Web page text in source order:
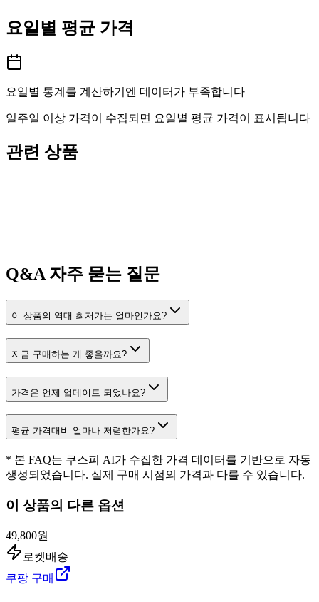
요일별 평균 가격
요일별 통계를 계산하기엔 데이터가 부족합니다
일주일 이상 가격이 수집되면 요일별 평균 가격이 표시됩니다
관련 상품
Q&A자주 묻는 질문
이 상품의 역대 최저가는 얼마인가요?
지금 구매하는 게 좋을까요?
가격은 언제 업데이트 되었나요?
평균 가격대비 얼마나 저렴한가요?
* 본 FAQ는 쿠스피 AI가 수집한 가격 데이터를 기반으로 자동
생성되었습니다. 실제 구매 시점의 가격과 다를 수 있습니다.
이 상품의 다른 옵션
49,800원
로켓배송
쿠팡 구매